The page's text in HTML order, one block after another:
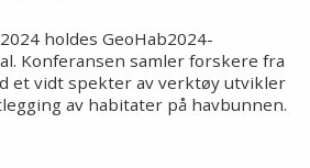
holdes GeoHab2024-
Konferansen samler forskere fra
et vidt spekter av verktøy utvikler
av habitater på havbunnen.